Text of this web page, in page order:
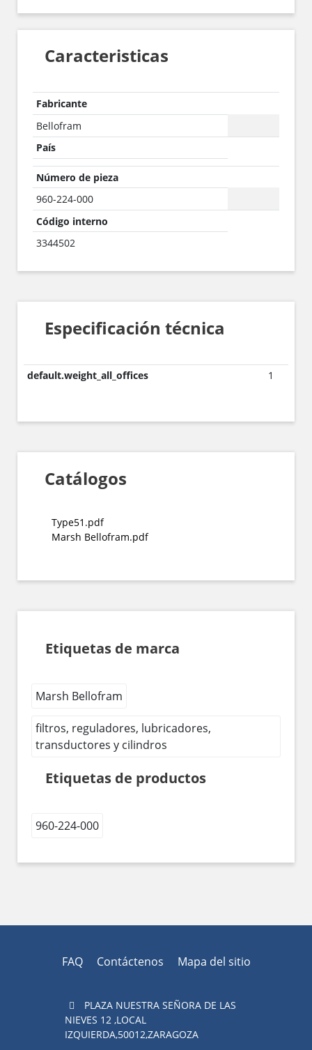
Caracteristicas
Fabricante
Bellofram
País
Número de pieza
960-224-000
Código interno
3344502
Especificación técnica
default.weight_all_offices 1
Catálogos
Type51.pdf
Marsh Bellofram.pdf
Etiquetas de marca
Marsh Bellofram
filtros, reguladores, lubricadores,
transductores y cilindros
Etiquetas de productos
960-224-000
FAQ Contáctenos Mapa del sitio
PLAZA NUESTRA SEÑORA DE LAS
NIEVES 12 ,LOCAL
IZQUIERDA,50012,ZARAGOZA